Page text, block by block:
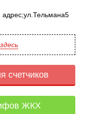
адрес;ул.Тельмана5
здесь
счетчиков
ЖКХ